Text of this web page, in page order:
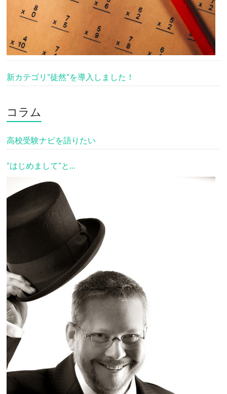
新カテゴリ”徒然”を導入しました！
コラム
高校受験ナビを語りたい
”はじめまして”と…